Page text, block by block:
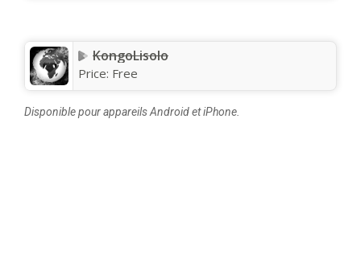
KongoLisolo
Price: Free
Disponible pour appareils Android et iPhone.